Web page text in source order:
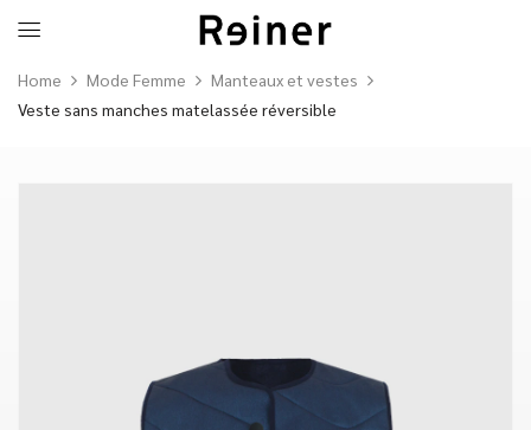
Home Mode Femme
Manteaux et vestes
Veste sans manches matelassée réversible